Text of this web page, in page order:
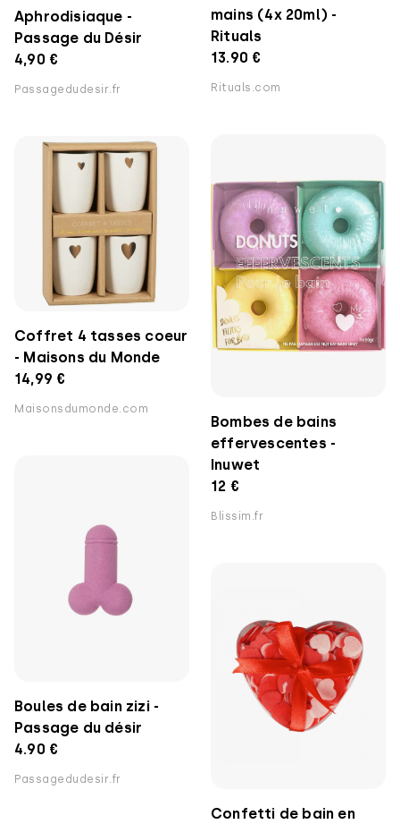
Aphrodisiaque -
Passage du Désir
4,90 €
Passagedudesir.fr
mains (4x 20ml) -
Rituals
13.90 €
Rituals.com
Bombes de bains
effervescentes -
Inuwet
12 €
Blissim.fr
Coffret 4 tasses coeur
- Maisons du Monde
14,99 €
Maisonsdumonde.com
Boules de bain zizi -
Passage du désir
4.90 €
Passagedudesir.fr
Confetti de bain en